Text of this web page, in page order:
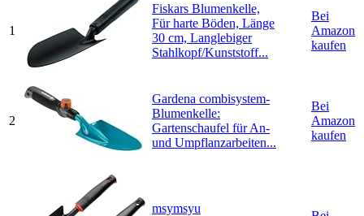
1
Fiskars Blumenkelle,
Für harte Böden, Länge
30 cm, Langlebiger
Stahlkopf/Kunststoff...
Bei
Amazon
kaufen
2
Gardena combisystem-
Blumenkelle:
Gartenschaufel für An-
und Umpflanzarbeiten...
Bei
Amazon
kaufen
msymsyu